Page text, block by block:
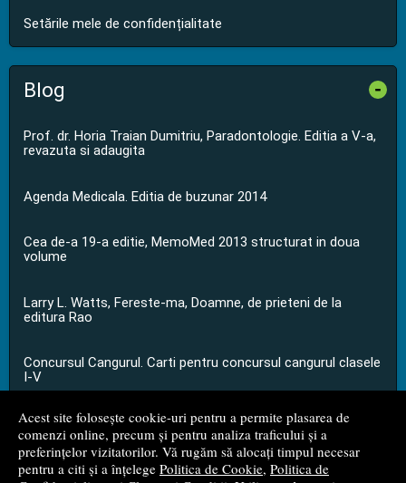
Acest site folosește cookie-uri pentru a permite plasarea de
comenzi online, precum și pentru analiza traficului și a
preferințelor vizitatorilor. Vă rugăm să alocați timpul necesar
pentru a citi și a înțelege Politica de Cookie, Politica de
Setările mele de confidențialitate
Blog -
Prof. dr. Horia Traian Dumitriu, Paradontologie. Editia a V-a,
revazuta si adaugita
Agenda Medicala. Editia de buzunar 2014
Cea de-a 19-a editie, MemoMed 2013 structurat in doua
volume
Larry L. Watts, Fereste-ma, Doamne, de prieteni de la
editura Rao
Concursul Cangurul. Carti pentru concursul cangurul clasele
I-V
...toate știrile
© 2008 - 2026S.C. M.G. Net Distribution S.R.L.